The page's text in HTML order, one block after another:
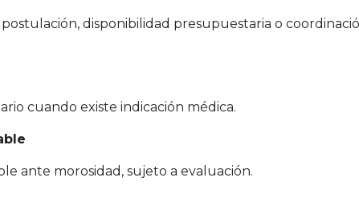
disponibilidad presupuestaria o
cuando existe indicación médica.
ante morosidad, sujeto a evaluación.